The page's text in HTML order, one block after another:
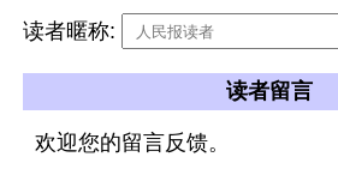
读者暱称:
读者留言
欢迎您的留言反馈。